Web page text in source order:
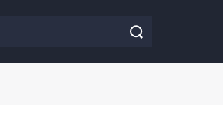
w serwisie Szukaj